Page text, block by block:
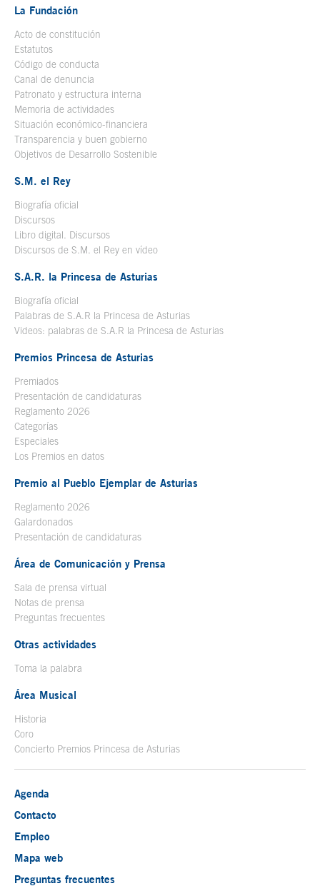
La Fundación
Acto de constitución
Estatutos
Código de conducta
Canal de denuncia
Patronato y estructura interna
Memoria de actividades
Situación económico-financiera
Transparencia y buen gobierno
Objetivos de Desarrollo Sostenible
S.M. el Rey
Biografía oficial
Discursos
Libro digital. Discursos
Discursos de S.M. el Rey en vídeo
S.A.R. la Princesa de Asturias
Biografía oficial
Palabras de S.A.R la Princesa de Asturias
Videos: palabras de S.A.R la Princesa de Asturias
Premios Princesa de Asturias
Premiados
Presentación de candidaturas
Reglamento 2026
Categorías
Especiales
Los Premios en datos
Premio al Pueblo Ejemplar de Asturias
Reglamento 2026
Galardonados
Presentación de candidaturas
Área de Comunicación y Prensa
Sala de prensa virtual
Notas de prensa
Preguntas frecuentes
Otras actividades
Toma la palabra
Área Musical
Historia
Coro
Concierto Premios Princesa de Asturias
Agenda
Contacto
Empleo
Mapa web
Preguntas frecuentes